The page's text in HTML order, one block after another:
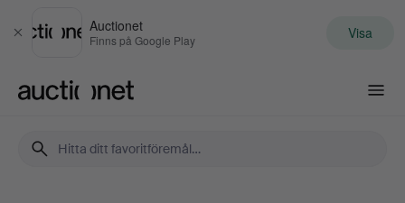
Stäng
Auctionet
Finns på Google Play Visa